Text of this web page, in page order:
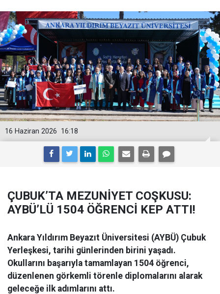
16:18
16 Haziran 2026
ÇUBUK’TA MEZUNİYET COŞKUSU:
AYBÜ’LÜ 1504 ÖĞRENCİ KEP ATTI!
Ankara Yıldırım Beyazıt Üniversitesi (AYBÜ) Çubuk
Yerleşkesi, tarihi günlerinden birini yaşadı.
Okullarını başarıyla tamamlayan 1504 öğrenci,
düzenlenen görkemli törenle diplomalarını alarak
geleceğe ilk adımlarını attı.